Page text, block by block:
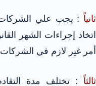
ثانياً : يجب علي الشركات
اتخاذ إجراءات الشهر
أمر غير لازم في الشركات
ثالثاً : تختلف مدة